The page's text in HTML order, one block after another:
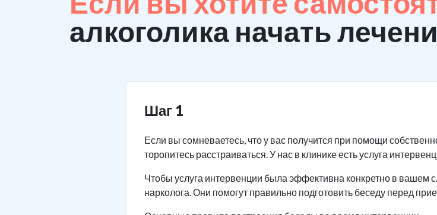
алкоголика начать
Шаг 1
Если вы сомневаетесь, что у вас получится при помощи
торопитесь расстраиваться. У нас в клинике есть услуга
Чтобы услуга интервенции была эффективна конкретно в вашем
нарколога. Они помогут правильно подготовить беседу перед